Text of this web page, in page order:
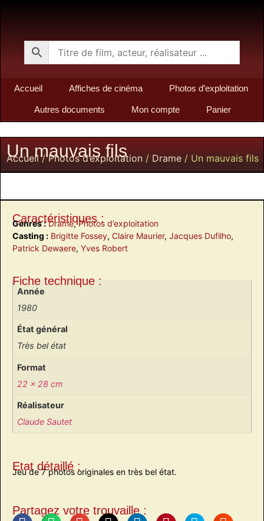
Accueil Affiches de cinéma Photos d’exploitation
Autres documents Mon compte Panier
Un mauvais fils
Accueil /Photos d’exploitation / Drame / Un mauvais fils
Caractéristiques :
Genres : Drame,Photos d’exploitation
Casting : Brigitte Fossey, Claire Maurier, Jacques Dufilho,
Patrick Dewaere, Yves Robert
Fiche technique :
Année
1980
État général
Très bel état
Format
22 x 28 cm
Réalisateur
Claude Sautet
Etat détaillé :
Jeu de 7 photos originales en très bel état.
Partagez votre trouvaille :